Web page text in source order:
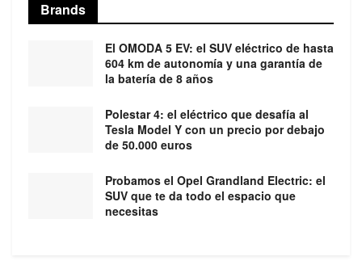
Brands
El OMODA 5 EV: el SUV eléctrico de hasta
604 km de autonomía y una garantía de
la batería de 8 años
Polestar 4: el eléctrico que desafía al
Tesla Model Y con un precio por debajo
de 50.000 euros
Probamos el Opel Grandland Electric: el
SUV que te da todo el espacio que
necesitas